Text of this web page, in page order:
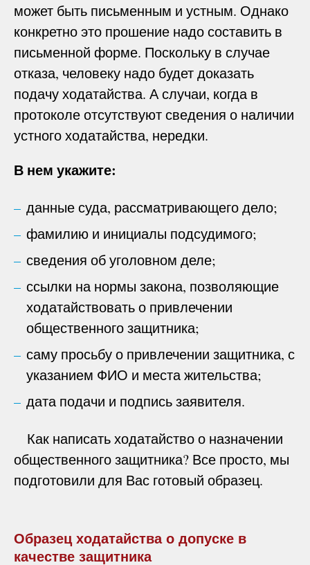
может быть письменным и устным. Однако
конкретно это прошение надо составить в
письменной форме. Поскольку в случае
отказа, человеку надо будет доказать
подачу ходатайства. А случаи, когда в
протоколе отсутствуют сведения о наличии
устного ходатайства, нередки.
В нем укажите:
данные суда, рассматривающего дело;
фамилию и инициалы подсудимого;
сведения об уголовном деле;
ссылки на нормы закона, позволяющие
ходатайствовать о привлечении
общественного защитника;
саму просьбу о привлечении защитника, с
указанием ФИО и места жительства;
дата подачи и подпись заявителя.
Как написать ходатайство о назначении
общественного защитника? Все просто, мы
подготовили для Вас готовый образец.
Образец ходатайства о допуске в
качестве защитника